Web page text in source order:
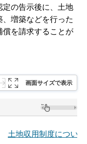
定の告示後に、土地
増築などを行った
償を請求することが
画面サイズで表示
土地収用制度について